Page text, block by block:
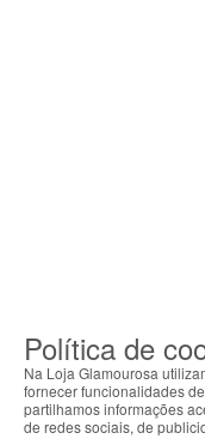
Política de
Na Loja Glamourosa
fornecer funcionalidades
partilhamos informações
de redes sociais, de